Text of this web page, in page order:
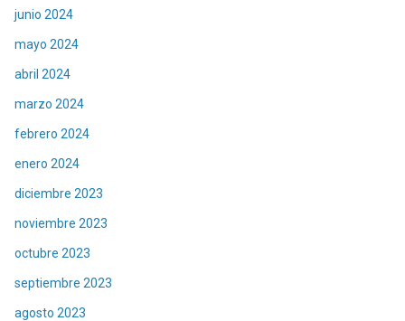
junio 2024
mayo 2024
abril 2024
marzo 2024
febrero 2024
enero 2024
diciembre 2023
noviembre 2023
octubre 2023
septiembre 2023
agosto 2023